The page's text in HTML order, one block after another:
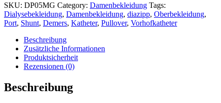
SKU: DP05MG Category: Damenbekleidung Tags:
Dialysebekleidung, Damenbekleidung, diazipp, Oberbekleidung,
Port, Shunt, Demers, Katheter, Pullover, Vorhofkatheter
Beschreibung
Zusätzliche Informationen
Produktsicherheit
Rezensionen (0)
Beschreibung